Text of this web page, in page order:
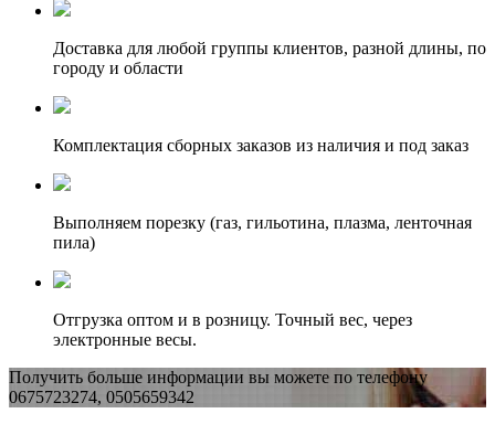
Доставка для любой группы клиентов, разной длины, по
городу и области
Комплектация сборных заказов из наличия и под заказ
Выполняем порезку (газ, гильотина, плазма, ленточная
пила)
Отгрузка оптом и в розницу. Точный вес, через
электронные весы.
Получить больше информации вы можете по телефону
0675723274, 0505659342